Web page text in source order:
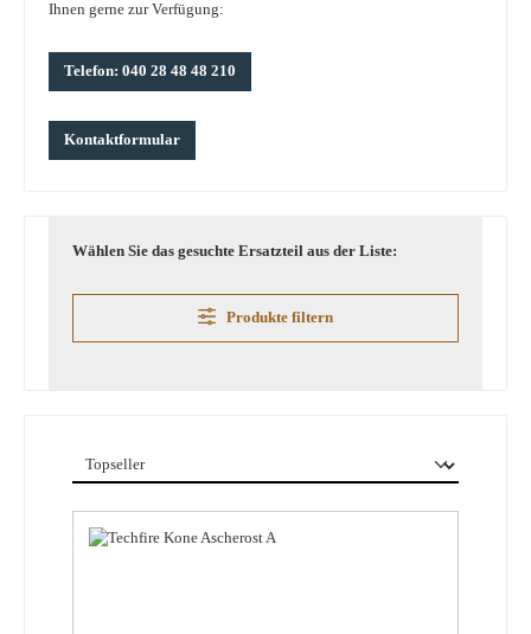
Ihnen gerne zur Verfügung:
Telefon: 040 28 48 48 210
Kontaktformular
Wählen Sie das gesuchte Ersatzteil aus der Liste:
Produkte filtern